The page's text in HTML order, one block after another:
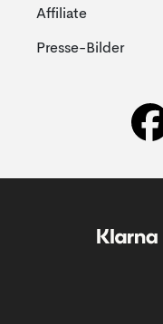
Affiliate
Presse-Bilder